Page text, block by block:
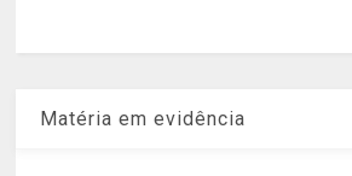
Matéria em evidência